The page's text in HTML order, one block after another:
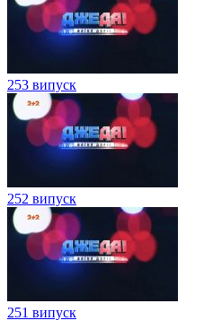
253 випуск
252 випуск
251 випуск